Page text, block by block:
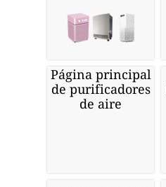
Página principal
de purificadores
de aire